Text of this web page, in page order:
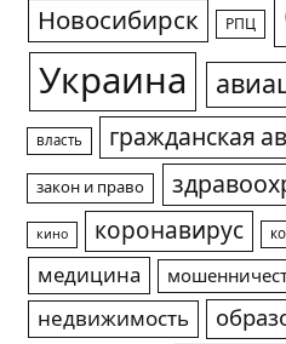
Новосибирск РПЦ
Украина
власть гражданская
закон и право
кино коронавирус
медицина
недвижимость